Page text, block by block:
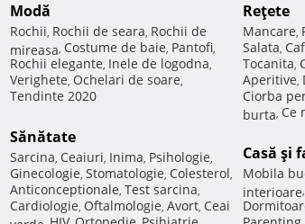
Modă
Rochii, Rochii de seara, Rochii de
mireasa, Costume de baie, Pantofi,
Rochii elegante, Inele de logodna,
Verighete, Ochelari de soare,
Tendinte 2020
Sănătate
Sarcina, Ceaiuri, Inima, Psihologie,
Ginecologie, Stomatologie, Colesterol,
Anticonceptionale, Test sarcina,
Cardiologie, Oftalmologie, Avort, Ceai
Reţete
Mancare,
Salata,
Tocanita,
Aperitive,
Ciorba
burta, Ce
Casă şi
Mobila
interioare,